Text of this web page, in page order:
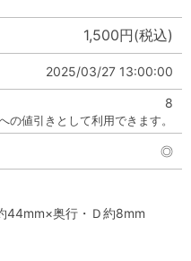
1,500円(税込)
2025/03/27 13:00:00
8
の値引きとして利用できます。
◎
44mm×奥行・Ｄ約8mm